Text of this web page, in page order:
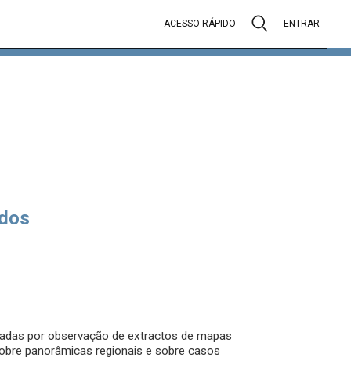
ACESSO RÁPIDO ENTRAR
por observação de extractos de mapas
panorâmicas regionais e sobre casos